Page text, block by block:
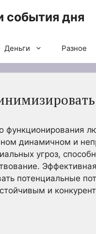
события дня
Деньги Разное
функционирования
динамичном и
угроз,
потенциальные
и